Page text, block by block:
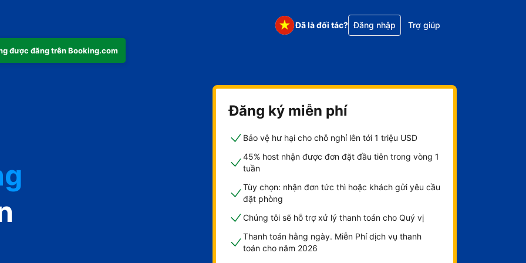
được đăng trên Booking.com
Đã là đối tác? Đăng nhập Trợ giúp
Đăng ký miễn phí
Bảo vệ hư hại cho chỗ nghỉ lên tới 1 triệu USD
45% host nhận được đơn đặt đầu tiên trong vòng 1
tuần
Tùy chọn: nhận đơn tức thì hoặc khách gửi yêu cầu
đặt phòng
Chúng tôi sẽ hỗ trợ xử lý thanh toán cho Quý vị
Thanh toán hằng ngày. Miễn Phí dịch vụ thanh
toán cho năm 2026